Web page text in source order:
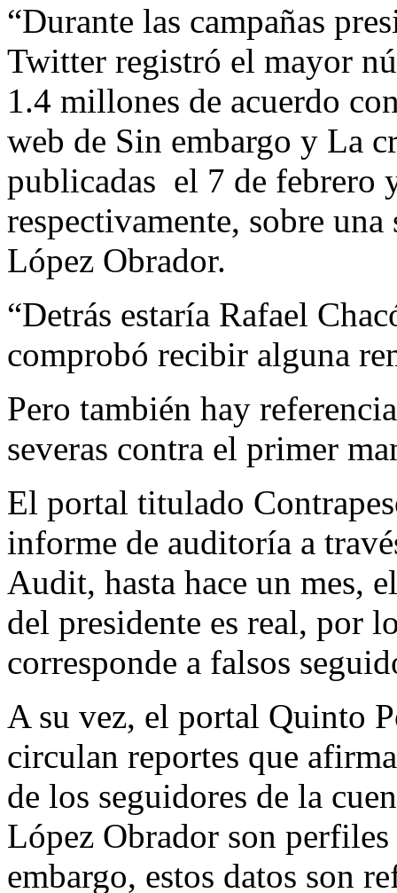
“Durante las campañas
Twitter registró el mayor
1.4 millones de acuerdo
web de Sin embargo y La
publicadas el 7 de febrero
respectivamente, sobre
López Obrador.
“Detrás estaría Rafael
comprobó recibir alguna
Pero también hay
severas contra el primer
El portal titulado
informe de auditoría a
Audit, hasta hace un mes,
del presidente es real, por
corresponde a falsos
A su vez, el portal Quinto
circulan reportes que
de los seguidores de la
López Obrador son
embargo, estos datos son